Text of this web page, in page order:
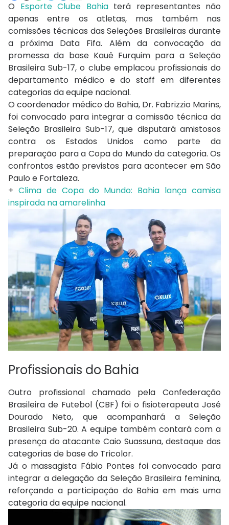
O Esporte Clube Bahiaterá representantes não
apenas entre os atletas, mas também nas
comissões técnicas das Seleções Brasileiras durante
a próxima Data Fifa. Além da convocação da
promessa da base Kauê Furquim para a Seleção
Brasileira Sub-17, o clube emplacou profissionais do
departamento médico e do staff em diferentes
categorias da equipe nacional.
O coordenador médico do Bahia, Dr. Fabrizzio Marins,
foi convocado para integrar a comissão técnica da
Seleção Brasileira Sub-17, que disputará amistosos
contra os Estados Unidos como parte da
preparação para a Copa do Mundo da categoria. Os
confrontos estão previstos para acontecer em São
Paulo e Fortaleza.
+ Clima de Copa do Mundo: Bahia lança camisa
inspirada na amarelinha
Profissionais do Bahia
Outro profissional chamado pela Confederação
Brasileira de Futebol (CBF) foi o fisioterapeuta José
Dourado Neto, que acompanhará a Seleção
Brasileira Sub-20. A equipe também contará com a
presença do atacante Caio Suassuna, destaque das
categorias de base do Tricolor.
Já o massagista Fábio Pontes foi convocado para
integrar a delegação da Seleção Brasileira feminina,
reforçando a participação do Bahia em mais uma
categoria da equipe nacional.